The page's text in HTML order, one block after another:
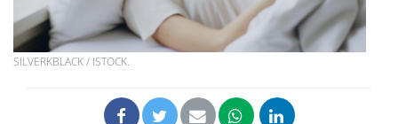
SILVERKBLACK / ISTOCK.